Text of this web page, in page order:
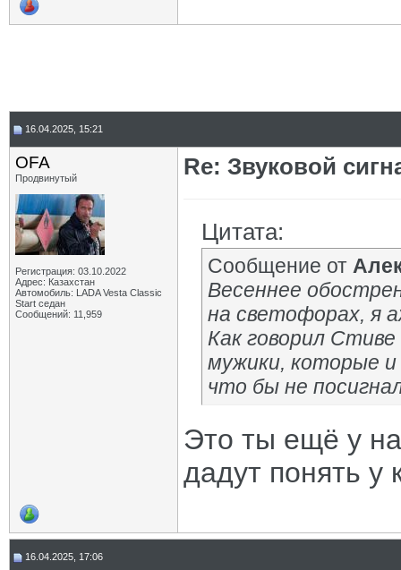
16.04.2025, 15:21
OFA
Продвинутый
Регистрация: 03.10.2022
Адрес: Казахстан
Автомобиль: LADA Vesta Classic
Start седан
Сообщений: 11,959
Re: Звуковой
Цитата:
Сообщение от
Весеннее
на светофорах, я
Как говорил
мужики, которые
что бы не
Это ты ещё у
дадут понять
16.04.2025, 17:06